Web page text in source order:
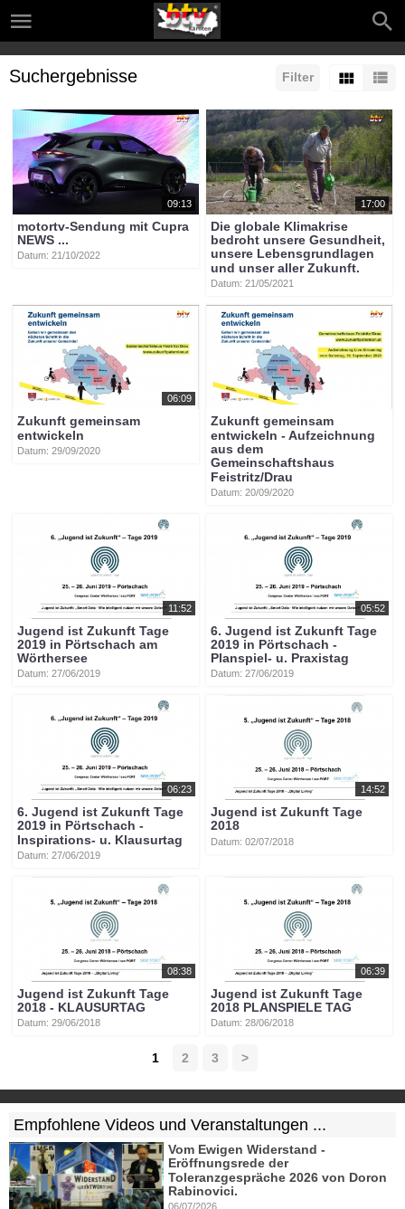
Filter
Suchergebnisse
09:13
motortv-Sendung mit Cupra
NEWS ...
Datum: 21/10/2022
17:00
Die globale Klimakrise
bedroht unsere Gesundheit,
unsere Lebensgrundlagen
und unser aller Zukunft.
Datum: 21/05/2021
06:09
Zukunft gemeinsam
entwickeln
Datum: 29/09/2020
Zukunft gemeinsam
entwickeln - Aufzeichnung
aus dem
Gemeinschaftshaus
Feistritz/Drau
Datum: 20/09/2020
11:52
Jugend ist Zukunft Tage
2019 in Pörtschach am
Wörthersee
Datum: 27/06/2019
05:52
6. Jugend ist Zukunft Tage
2019 in Pörtschach -
Planspiel- u. Praxistag
Datum: 27/06/2019
06:23
6. Jugend ist Zukunft Tage
2019 in Pörtschach -
Inspirations- u. Klausurtag
Datum: 27/06/2019
14:52
Jugend ist Zukunft Tage
2018
Datum: 02/07/2018
08:38
Jugend ist Zukunft Tage
2018 - KLAUSURTAG
Datum: 29/06/2018
06:39
Jugend ist Zukunft Tage
2018 PLANSPIELE TAG
Datum: 28/06/2018
1 2 3 >
Empfohlene Videos und Veranstaltungen ...
Vom Ewigen Widerstand -
Eröffnungsrede der
Toleranzgespräche 2026 von Doron
Rabinovici.
06/07/2026